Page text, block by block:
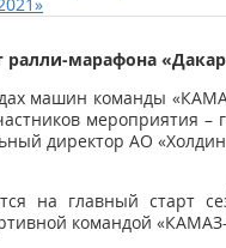
ралли-марафона
машин команды
мероприятия
директор АО
на главный старт
командой